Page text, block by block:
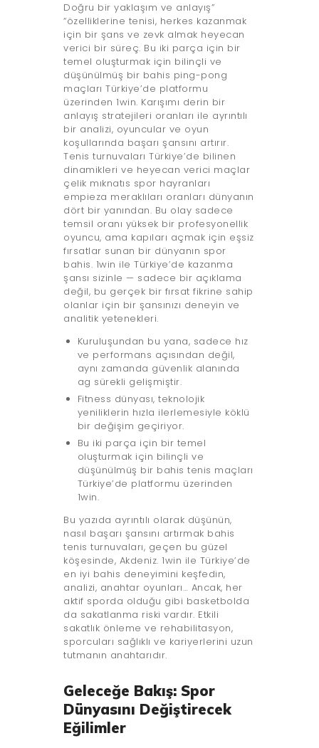
Doğru bir yaklaşım ve anlayış”
“özelliklerine tenisi, herkes kazanmak
için bir şans ve zevk almak heyecan
verici bir süreç. Bu iki parça için bir
temel oluşturmak için bilinçli ve
düşünülmüş bir bahis ping-pong
maçları Türkiye’de platformu
üzerinden 1win. Karışımı derin bir
anlayış stratejileri oranları ile ayrıntılı
bir analizi, oyuncular ve oyun
koşullarında başarı şansını artırır.
Tenis turnuvaları Türkiye’de bilinen
dinamikleri ve heyecan verici maçlar
çelik mıknatıs spor hayranları
empieza meraklıları oranları dünyanın
dört bir yanından. Bu olay sadece
temsil oranı yüksek bir profesyonellik
oyuncu, ama kapıları açmak için eşsiz
fırsatlar sunan bir dünyanın spor
bahis. 1win ile Türkiye’de kazanma
şansı sizinle — sadece bir açıklama
değil, bu gerçek bir fırsat fikrine sahip
olanlar için bir şansınızı deneyin ve
analitik yetenekleri.
Kuruluşundan bu yana, sadece hız
ve performans açısından değil,
aynı zamanda güvenlik alanında
ag sürekli gelişmiştir.
Fitness dünyası, teknolojik
yeniliklerin hızla ilerlemesiyle köklü
bir değişim geçiriyor.
Bu iki parça için bir temel
oluşturmak için bilinçli ve
düşünülmüş bir bahis tenis maçları
Türkiye’de platformu üzerinden
1win.
Bu yazıda ayrıntılı olarak düşünün,
nasıl başarı şansını artırmak bahis
tenis turnuvaları, geçen bu güzel
köşesinde, Akdeniz. 1win ile Türkiye’de
en iyi bahis deneyimini keşfedin,
analizi, anahtar oyunları… Ancak, her
aktif sporda olduğu gibi basketbolda
da sakatlanma riski vardır. Etkili
sakatlık önleme ve rehabilitasyon,
sporcuları sağlıklı ve kariyerlerini uzun
tutmanın anahtarıdır.
Geleceğe Bakış: Spor
Dünyasını Değiştirecek
Eğilimler